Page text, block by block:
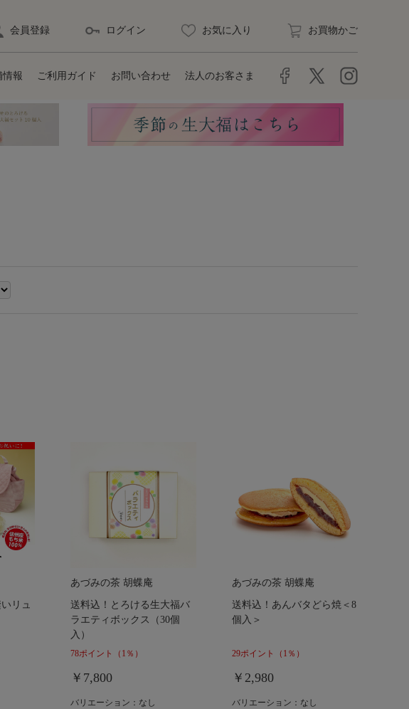
会員登録 ログイン お気に入り お買物かご
情報 ご利用ガイド お問い合わせ 法人のお客さま
リュ
あづみの茶 胡蝶庵
送料込！とろける生大福バ
ラエティボックス（30個
入）
78ポイント （1％）
￥7,800
バリエーション：なし
あづみの茶 胡蝶庵
送料込！あんバタどら焼＜8
個入＞
29ポイント （1％）
￥2,980
バリエーション：なし